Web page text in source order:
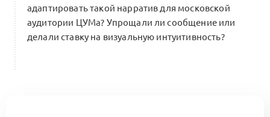
адаптировать такой нарратив для московской
аудитории ЦУМа? Упрощали ли сообщение или
делали ставку на визуальную интуитивность?